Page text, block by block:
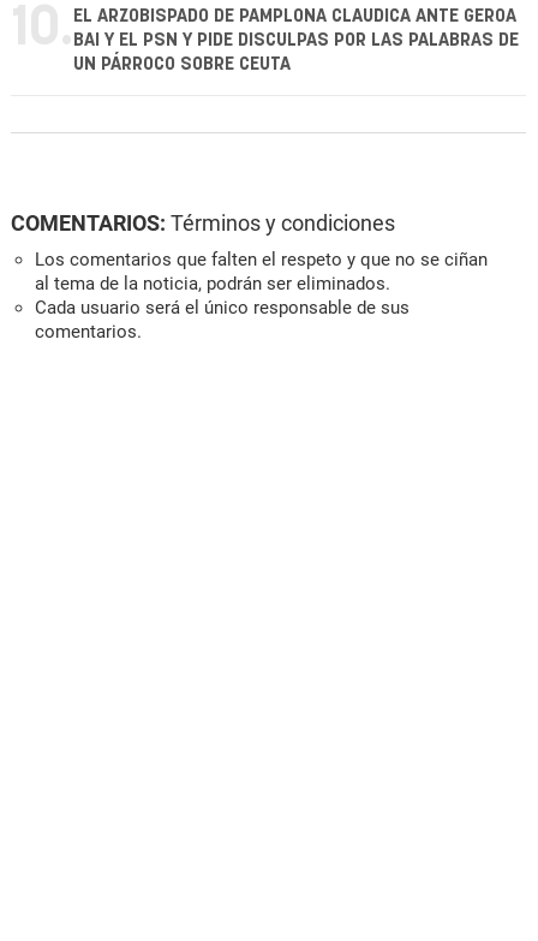
10. EL ARZOBISPADO DE PAMPLONA CLAUDICA ANTE GEROA
BAI Y EL PSN Y PIDE DISCULPAS POR LAS PALABRAS DE
UN PÁRROCO SOBRE CEUTA
COMENTARIOS: Términos y condiciones
Los comentarios que falten el respeto y que no se ciñan
al tema de la noticia, podrán ser eliminados.
Cada usuario será el único responsable de sus
comentarios.